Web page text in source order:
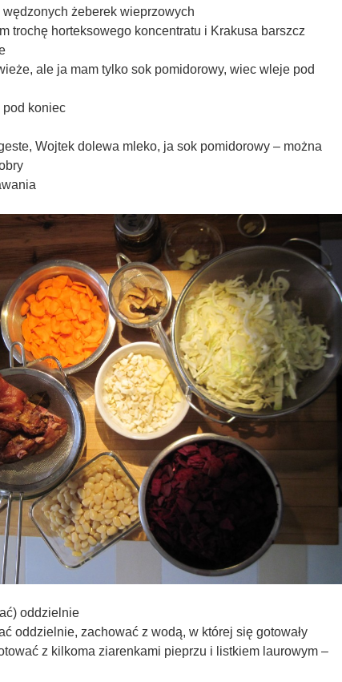
wędzonych żeberek wieprzowych
trochę horteksowego koncentratu i Krakusa barszcz
ale ja mam tylko sok pomidorowy, wiec wleje pod
koniec
Wojtek dolewa mleko, ja sok pomidorowy – można
oddzielnie
oddzielnie, zachować z wodą, w której się gotowały
z kilkoma ziarenkami pieprzu i listkiem laurowym –